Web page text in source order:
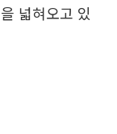
넓혀오고 있